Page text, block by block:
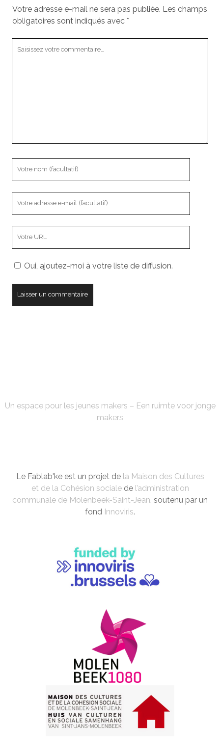
Votre adresse e-mail ne sera pas publiée. Les champs
obligatoires sont indiqués avec *
mail
votreOui, ajoutez-moi à votre liste de diffusion.
Un espace pour les jeunes makers – Een ruimte voor jonge
makers
Le Fablab'ke est un projet de la Maison des Cultures
et de la Cohésion socialede l’administration
communale de Molenbeek-Saint-Jean, soutenu par un
fond Innoviris.